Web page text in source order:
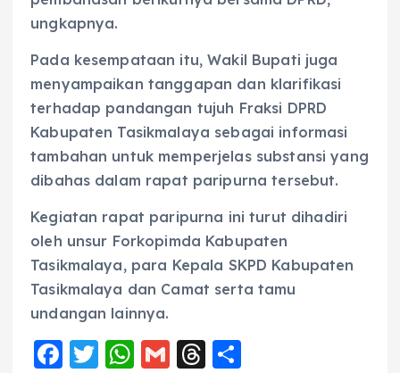
ungkapnya.
Pada kesempataan itu, Wakil Bupati juga
menyampaikan tanggapan dan klarifikasi
terhadap pandangan tujuh Fraksi DPRD
Kabupaten Tasikmalaya sebagai informasi
tambahan untuk memperjelas substansi yang
dibahas dalam rapat paripurna tersebut.
Kegiatan rapat paripurna ini turut dihadiri
oleh unsur Forkopimda Kabupaten
Tasikmalaya, para Kepala SKPD Kabupaten
Tasikmalaya dan Camat serta tamu
undangan lainnya.
F
T
W G T